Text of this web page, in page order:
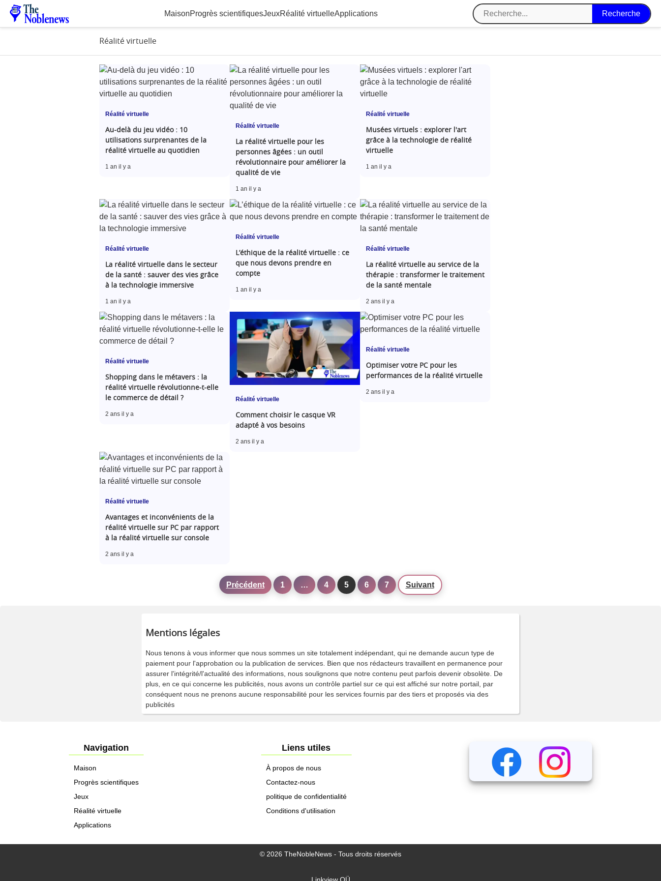
MaisonProgrès scientifiquesJeuxRéalité virtuelleApplications
Réalité virtuelle
Réalité virtuelle
Au-delà du jeu vidéo : 10
utilisations surprenantes de la
réalité virtuelle au quotidien
1 an il y a
Réalité virtuelle
La réalité virtuelle pour les
personnes âgées : un outil
révolutionnaire pour améliorer la
qualité de vie
1 an il y a
Réalité virtuelle
Musées virtuels : explorer l'art
grâce à la technologie de réalité
virtuelle
1 an il y a
Réalité virtuelle
La réalité virtuelle dans le secteur
de la santé : sauver des vies grâce
à la technologie immersive
1 an il y a
Réalité virtuelle
L’éthique de la réalité virtuelle : ce
que nous devons prendre en
compte
1 an il y a
Réalité virtuelle
La réalité virtuelle au service de la
thérapie : transformer le traitement
de la santé mentale
2 ans il y a
Réalité virtuelle
Shopping dans le métavers : la
réalité virtuelle révolutionne-t-elle
le commerce de détail ?
2 ans il y a
Réalité virtuelle
Comment choisir le casque VR
adapté à vos besoins
2 ans il y a
Réalité virtuelle
Optimiser votre PC pour les
performances de la réalité virtuelle
2 ans il y a
Réalité virtuelle
Avantages et inconvénients de la
réalité virtuelle sur PC par rapport
à la réalité virtuelle sur console
2 ans il y a
Précédent 1 … 4 5 6 7 Suivant
Mentions légales
Nous tenons à vous informer que nous sommes un site totalement indépendant, qui ne demande aucun type de
paiement pour l'approbation ou la publication de services. Bien que nos rédacteurs travaillent en permanence pour
assurer l'intégrité/l'actualité des informations, nous soulignons que notre contenu peut parfois devenir obsolète. De
plus, en ce qui concerne les publicités, nous avons un contrôle partiel sur ce qui est affiché sur notre portail, par
conséquent nous ne prenons aucune responsabilité pour les services fournis par des tiers et proposés via des
publicités
Navigation
Maison
Progrès scientifiques
Jeux
Réalité virtuelle
Applications
Liens utiles
À propos de nous
Contactez-nous
politique de confidentialité
Conditions d'utilisation
© 2026 TheNobleNews - Tous droits réservés